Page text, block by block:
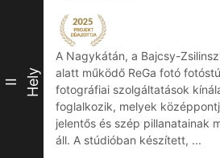
II Hely
A Nagykátán, a Bajcsy-
alatt működő ReGa fotó
fotográfiai szolgáltatások
foglalkozik, melyek
jelentős és szép pillanatainak
áll. A stúdióban készített, ...